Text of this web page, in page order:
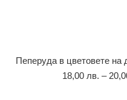
Пеперуда в цветовете на
18,00 лв. –